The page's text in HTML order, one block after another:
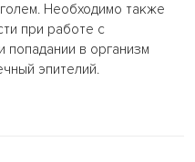
Необходимо также
при работе с
в организм
эпителий.